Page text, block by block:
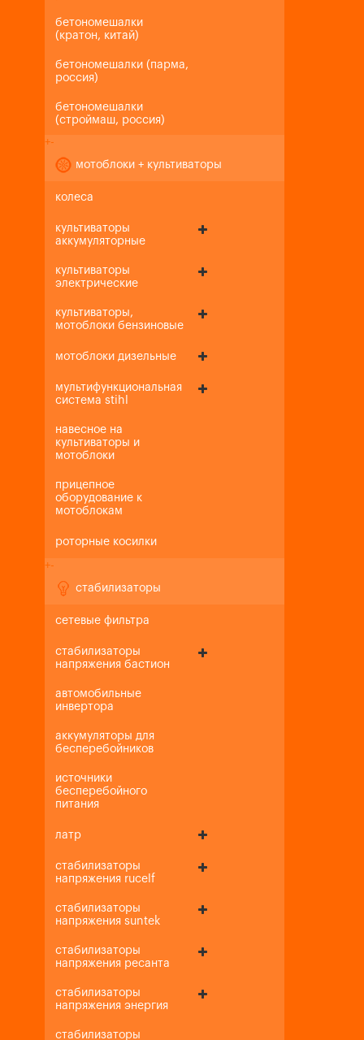
бетономешалки
(кратон, китай)
бетономешалки (парма,
россия)
бетономешалки
(строймаш, россия)
+-
мотоблоки + культиваторы
колеса
культиваторы
аккумуляторные
культиваторы
электрические
культиваторы,
мотоблоки бензиновые
мотоблоки дизельные
мультифункциональная
система stihl
навесное на
культиваторы и
мотоблоки
прицепное
оборудование к
мотоблокам
роторные косилки
+-
стабилизаторы
сетевые фильтра
стабилизаторы
напряжения бастион
автомобильные
инвертора
аккумуляторы для
бесперебойников
источники
бесперебойного
питания
латр
стабилизаторы
напряжения rucelf
стабилизаторы
напряжения suntek
стабилизаторы
напряжения ресанта
стабилизаторы
напряжения энергия
стабилизаторы